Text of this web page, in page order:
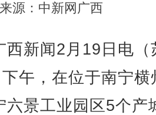
来源：中新网广西
新闻2月19日电（
午，在位于南宁横
六景工业园区5个产